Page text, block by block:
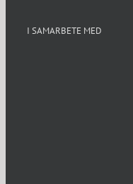
I SAMARBETE MED